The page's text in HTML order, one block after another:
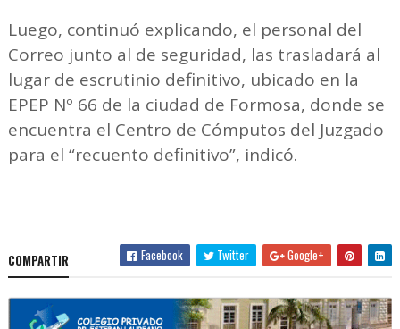
Luego, continuó explicando, el personal del
Correo junto al de seguridad, las trasladará al
lugar de escrutinio definitivo, ubicado en la
EPEP Nº 66 de la ciudad de Formosa, donde se
encuentra el Centro de Cómputos del Juzgado
para el “recuento definitivo”, indicó.
COMPARTIR Facebook Twitter Google+